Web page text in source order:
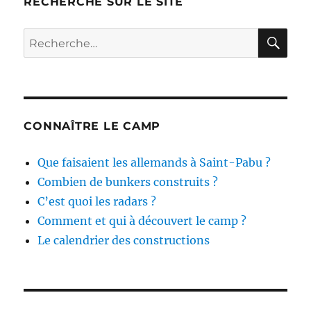
Recherche
pour :
CONNAÎTRE LE CAMP
Que faisaient les allemands à Saint-Pabu ?
Combien de bunkers construits ?
C’est quoi les radars ?
Comment et qui à découvert le camp ?
Le calendrier des constructions